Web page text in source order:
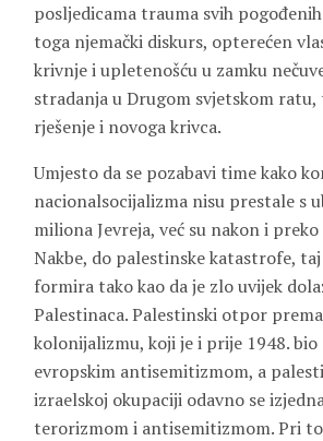
posljedicama trauma svih
toga njemački diskurs, opterećen
krivnje i upletenošću u zamku
stradanja u Drugom svjetskom
rješenje i novoga krivca.
Umjesto da se pozabavi time kako
nacionalsocijalizma nisu prestale s
miliona Jevreja, već su nakon i
Nakbe, do palestinske katastrofe,
formira tako kao da je zlo uvijek
Palestinaca. Palestinski otpor
kolonijalizmu, koji je i prije 1948. bio
evropskim antisemitizmom, a
izraelskoj okupaciji odavno se
terorizmom i antisemitizmom. Pri